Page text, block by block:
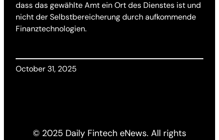
dass das gewählte Amt ein Ort des Dienstes ist und
nicht der Selbstbereicherung durch aufkommende
Finanztechnologien.
October 31, 2025
© 2025 Daily Fintech eNews. All rights